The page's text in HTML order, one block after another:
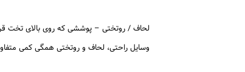
لحاف / روتختی – پوششی که روی بالای تخت
وسایل راحتی، لحاف و روتختی همگی کمی